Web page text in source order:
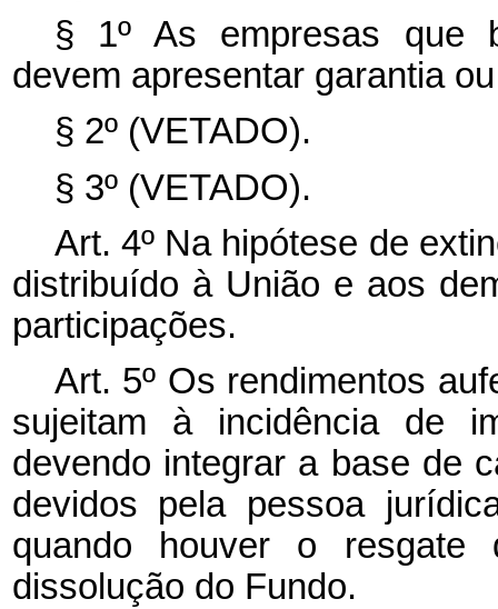
§ 1º As empresas que
devem apresentar garantia
§ 2º (VETADO).
§ 3º (VETADO).
Art. 4º Na hipótese de
distribuído à União e aos
participações.
Art. 5º Os rendimentos
sujeitam à incidência de
devendo integrar a base de
devidos pela pessoa
quando houver o
dissolução do Fundo.